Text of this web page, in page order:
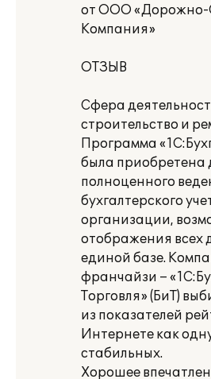
от ООО «Дорожно-
Компания»
ОТЗЫВ
Сфера
строительство и
Программа
была приобретена
полноценного
бухгалтерского
организации,
отображения всех
единой базе.
франчайзи –
Торговля» (БиТ)
из показателей
Интернете как
стабильных.
Хорошее